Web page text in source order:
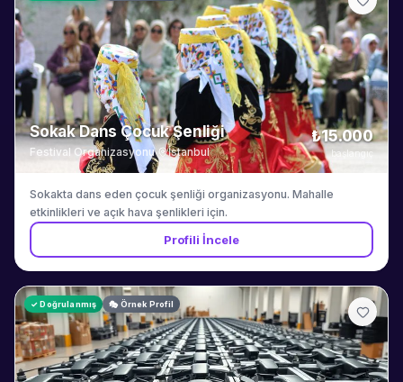
Sokak Dans Çocuk Şenliği
Festival Organizasyonu· İstanbul
₺15.000
başlangıç
Sokakta dans eden çocuk şenliği organizasyonu. Mahalle
etkinlikleri ve açık hava şenlikleri için.
Profili İncele
✓ Doğrulanmış 🎭 Örnek Profil